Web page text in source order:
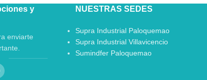
y
enviarte
NUESTRAS SEDES
Supra Industrial Paloquemao
Supra Industrial Villavicencio
Sumindfer Paloquemao